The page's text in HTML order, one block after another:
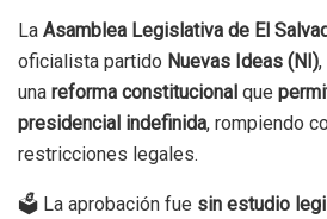
La Asamblea Legislativa de El
oficialista partido Nuevas Ideas (NI)
una reforma constitucional que
presidencial indefinida, rompiendo
restricciones legales.
🗳️ La aprobación fue sin estudio